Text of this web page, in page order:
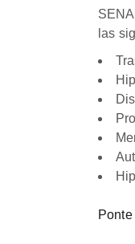
las